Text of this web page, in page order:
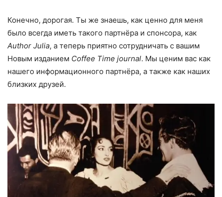
Конечно, дорогая. Ты же знаешь, как ценно для меня
было всегда иметь такого партнёра и спонсора, как
Author Julia, а теперь приятно сотрудничать с вашим
Новым изданием Coffee Time journal. Мы ценим вас как
нашего информационного партнёра, а также как наших
близких друзей.